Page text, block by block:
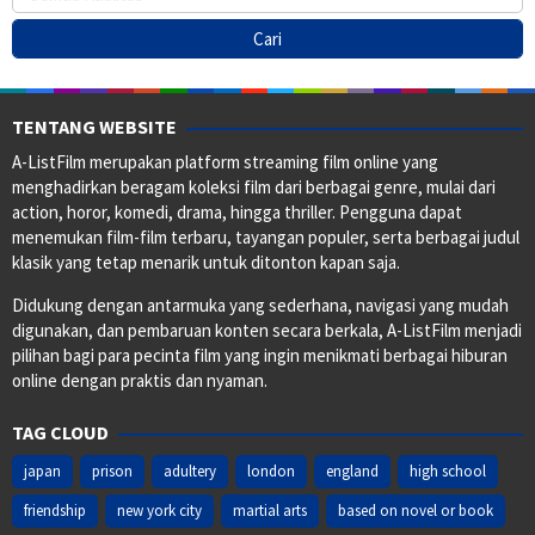
TENTANG WEBSITE
A-ListFilm merupakan platform streaming film online yang
menghadirkan beragam koleksi film dari berbagai genre, mulai dari
action, horor, komedi, drama, hingga thriller. Pengguna dapat
menemukan film-film terbaru, tayangan populer, serta berbagai judul
klasik yang tetap menarik untuk ditonton kapan saja.
Didukung dengan antarmuka yang sederhana, navigasi yang mudah
digunakan, dan pembaruan konten secara berkala, A-ListFilm menjadi
pilihan bagi para pecinta film yang ingin menikmati berbagai hiburan
online dengan praktis dan nyaman.
TAG CLOUD
japan prison adultery london england
high school
friendship
new york city martial arts based on novel or book